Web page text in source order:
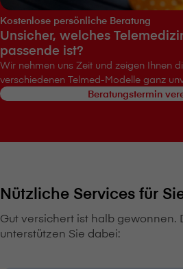
Kostenlose persönliche Beratung
Unsicher, welches
passende ist?
Wir nehmen uns Zeit und zeigen Ihnen
verschiedenen Telmed-Modelle ganz
Beratungstermin
Nützliche Services für
Gut versichert ist halb gewonnen.
unterstützen Sie dabei: